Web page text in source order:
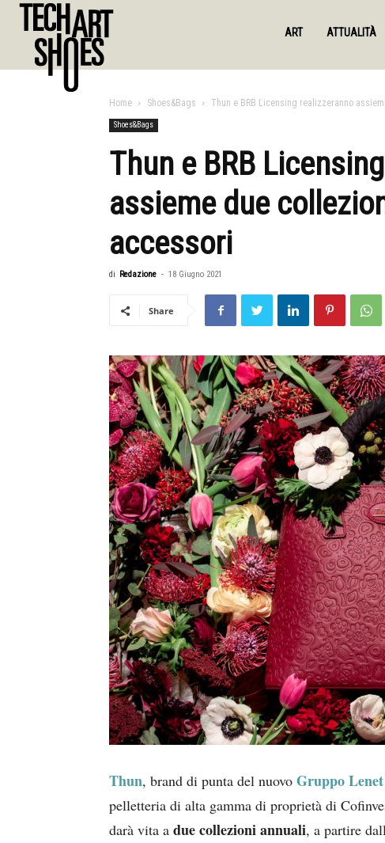
ART ATTUALITÀ
Home Shoes&Bags Thun e BRB Licensing realizzeranno
Shoes&Bags
Thun e BRB
assieme due
accessori
di Redazione - 18 Giugno 2021
Share
Thun, brand di punta del nuovo Gruppo Lenet
pelletteria di alta gamma di proprietà di
darà vita a due collezioni annuali, a partire